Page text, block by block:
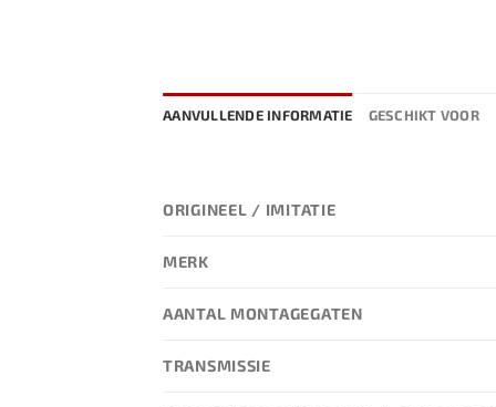
AANVULLENDE INFORMATIE GESCHIKT VOOR
ORIGINEEL / IMITATIE
MERK
AANTAL MONTAGEGATEN
TRANSMISSIE